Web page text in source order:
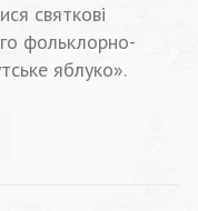
святкові
фольклорно-
яблуко».